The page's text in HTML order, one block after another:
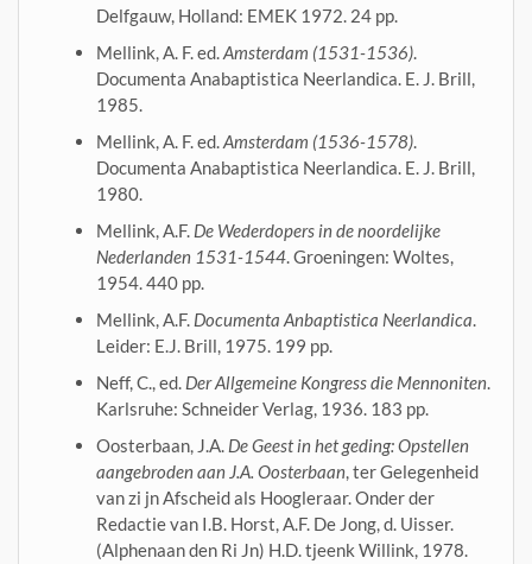
Delfgauw, Holland: EMEK 1972. 24 pp.
Mellink, A. F. ed.Amsterdam (1531-1536).
Documenta Anabaptistica Neerlandica. E. J. Brill,
1985.
Mellink, A. F. ed.Amsterdam (1536-1578).
Documenta Anabaptistica Neerlandica. E. J. Brill,
1980.
Mellink, A.F. De Wederdopers in de noordelijke
Nederlanden 1531-1544. Groeningen: Woltes,
1954. 440 pp.
Mellink, A.F. Documenta Anbaptistica Neerlandica.
Leider: E.J. Brill, 1975. 199 pp.
Neff, C., ed. Der Allgemeine Kongress die Mennoniten.
Karlsruhe: Schneider Verlag, 1936. 183 pp.
Oosterbaan, J.A. De Geest in het geding: Opstellen
aangebroden aan J.A. Oosterbaan, ter Gelegenheid
van zi jn Afscheid als Hoogleraar. Onder der
Redactie van I.B. Horst, A.F. De Jong, d. Uisser.
(Alphenaan den Ri Jn) H.D. tjeenk Willink, 1978.